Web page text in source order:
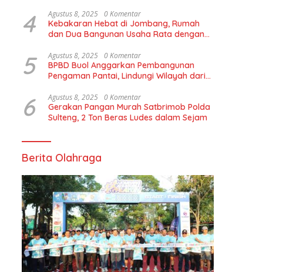
4 Agustus 8, 2025 0 Komentar
Kebakaran Hebat di Jombang, Rumah
dan Dua Bangunan Usaha Rata dengan
5 Agustus 8, 2025 0 Komentar
BPBD Buol Anggarkan Pembangunan
Pengaman Pantai, Lindungi Wilayah dari
6 Agustus 8, 2025 0 Komentar
Gerakan Pangan Murah Satbrimob Polda
Sulteng, 2 Ton Beras Ludes dalam Sejam
Berita Olahraga